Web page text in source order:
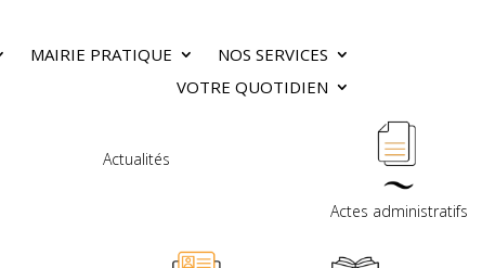
MAIRIE PRATIQUE
NOS SERVICES
VOTRE QUOTIDIEN
Actualités
Actes administratifs